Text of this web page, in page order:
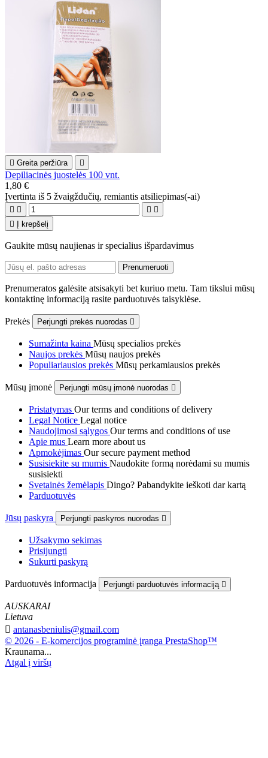
 Greita peržiūra 
Depiliacinės juostelės 100 vnt.
1,80 €
Įvertinta iš 5 žvaigždučių, remiantis atsiliepimas(-ai)
   

Į krepšelį
Gaukite mūsų naujienas ir specialius išpardavimus
Prenumeratos galėsite atsisakyti bet kuriuo metu. Tam tikslui mūsų
kontaktinę informaciją rasite parduotuvės taisyklėse.
Prekės Perjungti prekės nuorodas 
Sumažinta kaina Mūsų specialios prekės
Naujos prekės Mūsų naujos prekės
Populiariausios prekės Mūsų perkamiausios prekės
Mūsų įmonė Perjungti mūsų įmonė nuorodas 
Pristatymas Our terms and conditions of delivery
Legal Notice Legal notice
Naudojimosi sąlygos Our terms and conditions of use
Apie mus Learn more about us
Apmokėjimas Our secure payment method
Susisiekite su mumis Naudokite formą norėdami su mumis
susisiekti
Svetainės žemėlapis Dingo? Pabandykite ieškoti dar kartą
Parduotuvės
Jūsų paskyra Perjungti paskyros nuorodas 
Užsakymo sekimas
Prisijungti
Sukurti paskyrą
Parduotuvės informacija Perjungti parduotuvės informaciją 
AUSKARAI
Lietuva
 antanasbeniulis@gmail.com
© 2026 - E-komercijos programinė įranga PrestaShop™
Kraunama...
Atgal į viršų